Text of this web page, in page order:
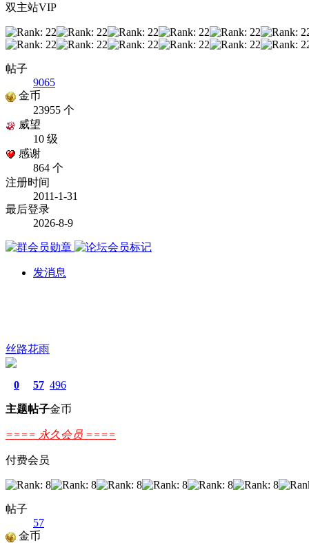
双主站VIP
帖子
9065
金币
23955 个
威望
10 级
感谢
864 个
注册时间
2011-1-31
最后登录
2026-8-9
发消息
丝路花雨
0
主题
57
帖子
496
金币
==== 永久会员 ====
付费会员
帖子
57
金币